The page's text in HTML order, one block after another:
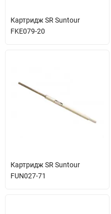
Картридж SR Suntour
FKE079-20
Картридж SR Suntour
FUN027-71